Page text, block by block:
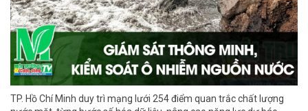
TP. Hồ Chí Minh duy trì mạng lưới 254 điểm quan trắc chất lượng